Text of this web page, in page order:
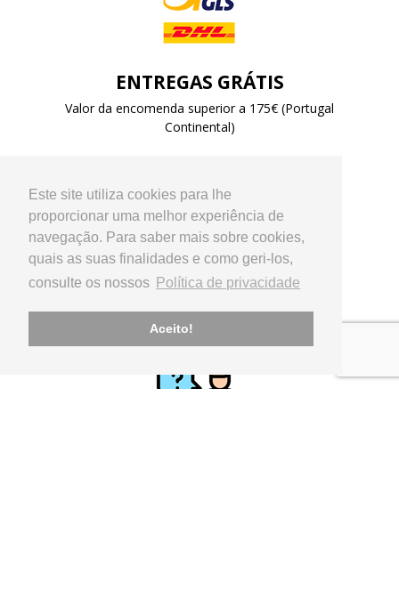
Este site utiliza cookies para lhe
proporcionar uma melhor experiência de
navegação. Para saber mais sobre cookies,
quais as suas finalidades e como geri-los,
consulte os nossos Política de privacidade
Aceito!
ENTREGAS GRÁTIS
Valor da encomenda superior a 175€ (Portugal
Continental)
PAGAMENTO
Referência Multibanco, Transferência Bancária,